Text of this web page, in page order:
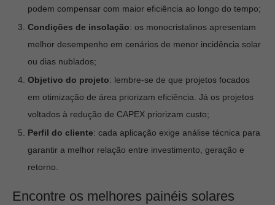
podem compensar com maior eficiência ao longo do tempo;
Condições de insolação: os monocristalinos apresentam
melhor desempenho em cenários de menor incidência solar
ou dias nublados;
Objetivo do projeto: lembre-se de que projetos focados
em otimização de área priorizam eficiência. Já os projetos
voltados à redução de CAPEX priorizam custo;
Perfil do cliente: cada aplicação exige análise técnica para
garantir a melhor relação entre investimento, geração e
retorno.
Encontre os melhores painéis solares